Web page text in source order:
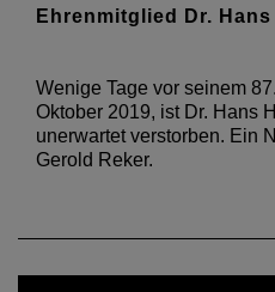
Ehrenmitglied Dr.
Wenige Tage vor seinem
Oktober 2019, ist Dr. Hans
unerwartet verstorben. Ein
Gerold Reker.